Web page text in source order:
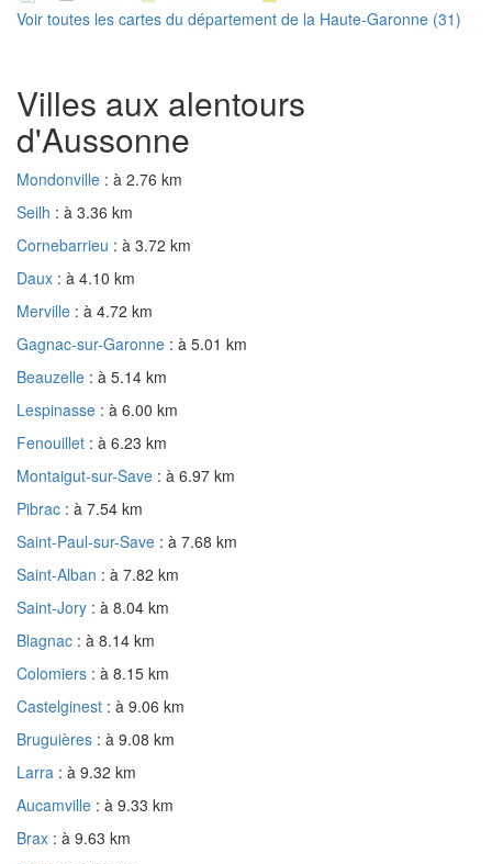
Voir toutes les cartes du département de la Haute-Garonne (31)
Villes aux alentours
d'Aussonne
Mondonville : à 2.76 km
Seilh : à 3.36 km
Cornebarrieu : à 3.72 km
Daux : à 4.10 km
Merville : à 4.72 km
Gagnac-sur-Garonne : à 5.01 km
Beauzelle : à 5.14 km
Lespinasse : à 6.00 km
Fenouillet : à 6.23 km
Montaigut-sur-Save : à 6.97 km
Pibrac : à 7.54 km
Saint-Paul-sur-Save : à 7.68 km
Saint-Alban : à 7.82 km
Saint-Jory : à 8.04 km
Blagnac : à 8.14 km
Colomiers : à 8.15 km
Castelginest : à 9.06 km
Bruguières : à 9.08 km
Larra : à 9.32 km
Aucamville : à 9.33 km
Brax : à 9.63 km